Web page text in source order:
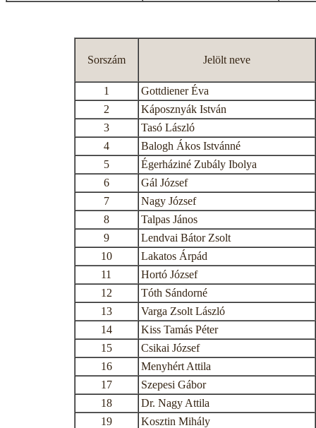
Sorszám Jelölt neve
1
Gottdiener Éva
2
Káposznyák István
3
Tasó László
4
Balogh Ákos Istvánné
5
Égerháziné Zubály Ibolya
6
Gál József
7
Nagy József
8
Talpas János
9
Lendvai Bátor Zsolt
10
Lakatos Árpád
11
Hortó József
12
Tóth Sándorné
13
Varga Zsolt László
14
Kiss Tamás Péter
15
Csikai József
16
Menyhért Attila
17
Szepesi Gábor
18
Dr. Nagy Attila
19
Kosztin Mihály